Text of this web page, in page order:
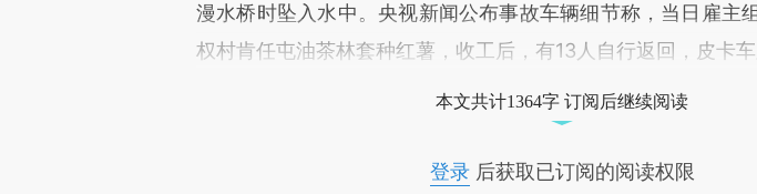
漫水桥时坠入水中。央视新闻公布事故车辆细节称，当日雇主
权村肯任屯油茶林套种红薯，收工后，有13人自行返回，皮卡车
本文共计1364字 订阅后继续阅读
登录后获取已订阅的阅读权限